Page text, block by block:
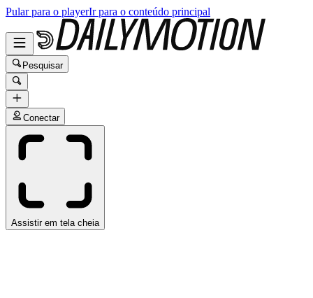
Pular para o playerIr para o conteúdo principal
Pesquisar
Conectar
Assistir em tela cheia